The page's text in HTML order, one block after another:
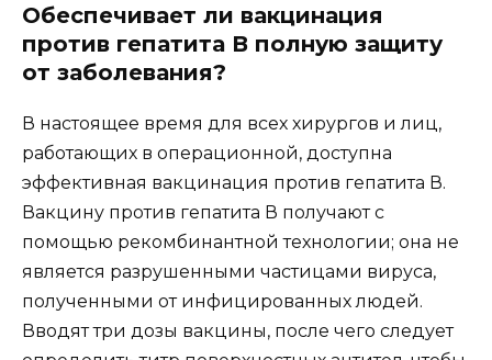
Обеспечивает ли вакцинация
против гепатита В полную защиту
от заболевания?
В настоящее время для всех хирургов и лиц,
работающих в операционной, доступна
эффективная вакцинация против гепатита В.
Вакцину против гепатита В получают с
помощью рекомбинантной технологии; она не
является разрушенными частицами вируса,
полученными от инфицированных людей.
Вводят три дозы вакцины, после чего следует